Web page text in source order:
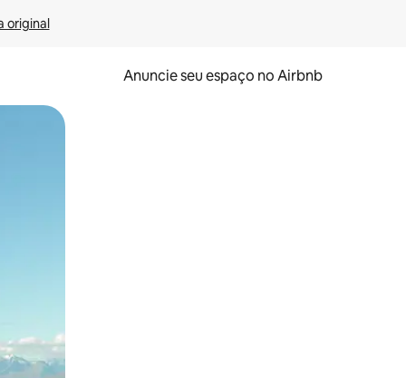
original
Anuncie seu espaço no Airbnb
o dedo na tela.